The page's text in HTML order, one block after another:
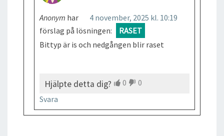
4 november, 2025 kl. 10:19
Anonym har
förslag på lösningen:
RASET
Bittyp är is och nedgången blir raset
Hjälpte detta dig? 0
0
Svara